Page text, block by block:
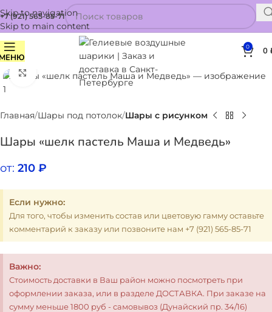
Skip to navigation
Skip to main content
+7 (921) 565-85-71
0 0
Нажмите, чтобы увеличить
Главная Шары под потолок Шары с рисунком
Шары «шелк пастель Маша и Медведь»
от: 210 ₽
Если нужно:
Для того, чтобы изменить состав или цветовую гамму оставьте
комментарий к заказу или позвоните нам +7 (921) 565-85-71
Важно:
Стоимость доставки в Ваш район можно посмотреть при
оформлении заказа, или в разделе ДОСТАВКА. При заказе на
сумму меньше 1800 руб - самовывоз (Дунайский пр. 34/16)